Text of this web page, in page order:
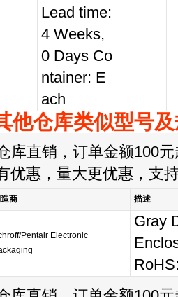
Lead time:
4 Weeks,
0 Days Co
ntainer: E
ach
他仓库类似型号
库直销，订单金额100元
优惠，量大更优惠，支
商 描述
Pentair Electronic
Gray